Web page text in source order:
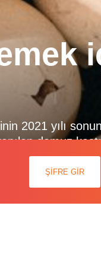
2021 yılı
domuz
test
için çeşitli
ŞİFRE GİR